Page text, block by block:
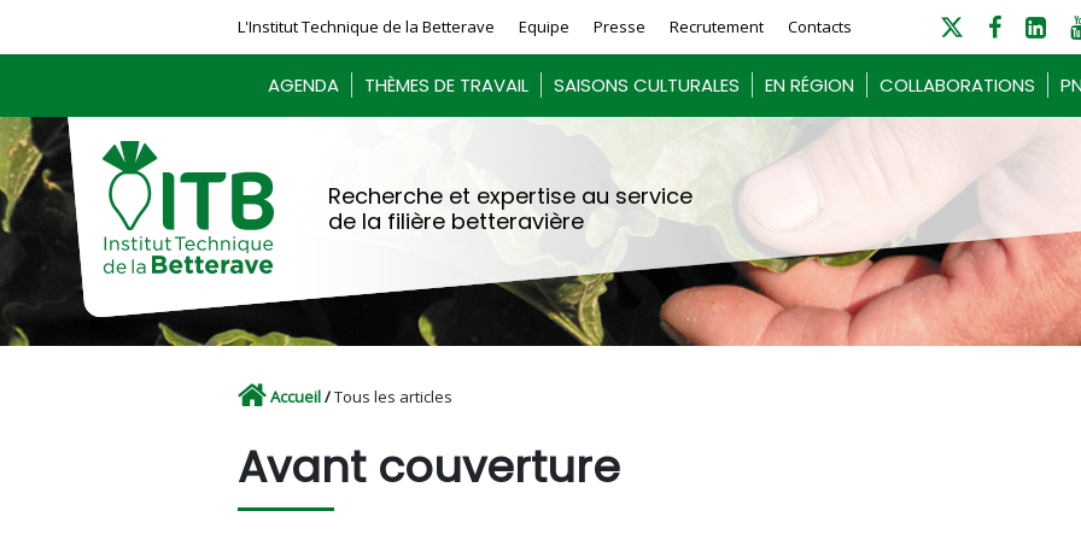
L'Institut Technique de la Betterave Equipe Presse Recrutement Contacts
AGENDA THÈMES DE TRAVAIL SAISONS CULTURALES EN RÉGION COLLABORATIONS
Recherche et expertise au service
de la filière betteravière
Accueil/Tous les articles
Avant couverture